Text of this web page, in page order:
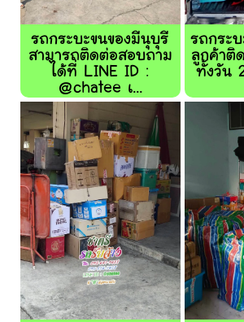
รถกระบะขนของมีนุบุรี
สามารถติดต่อสอบถาม
ได้ที่ LINE ID :
@chatee เ...
รถกระบ
ลูกค้าติ
ทั้งวัน